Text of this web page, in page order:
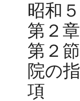
昭和
第２
第２
院の
項